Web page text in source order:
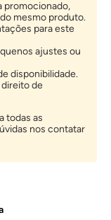
promocionado,
mesmo produto.
para este
ajustes ou
disponibilidade.
direito de
todas as
nos contatar